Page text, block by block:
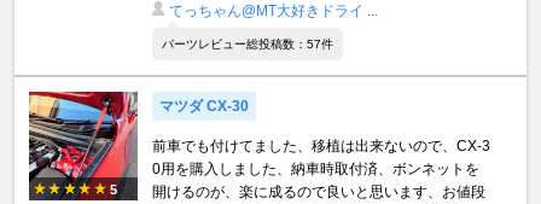
てっちゃん@MT大好きドライ ...
パーツレビュー総投稿数：57件
5
マツダ CX-30
前車でも付けてました、移植は出来ないので、CX‐3
0用を購入しました、納車時取付済、ボンネットを
開けるのが、楽に成るので良いと思います、お値段